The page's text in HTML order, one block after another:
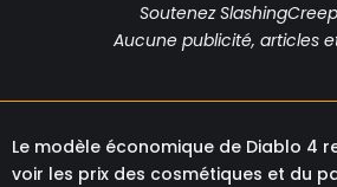
Soutenez
Aucune publicité, articles
Le modèle économique de Diablo 4
voir les prix des cosmétiques et du